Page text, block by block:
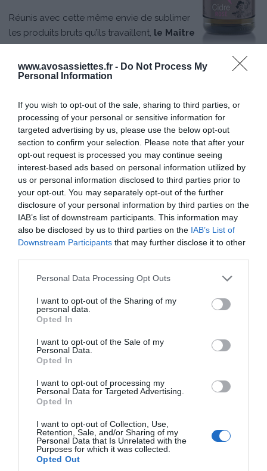
www.avosassiettes.fr - Do Not Process My
Personal Information
If you wish to opt-out of the sale, sharing to third parties, or
processing of your personal or sensitive information for
targeted advertising by us, please use the below opt-out
section to confirm your selection. Please note that after your
opt-out request is processed you may continue seeing
interest-based ads based on personal information utilized by
us or personal information disclosed to third parties prior to
your opt-out. You may separately opt-out of the further
disclosure of your personal information by third parties on the
IAB’s list of downstream participants. This information may
also be disclosed by us to third parties on the IAB’s List of
Downstream Participants that may further disclose it to other
Please note that this website/app uses one or more Google
not limited to your visit or usage behaviour. You may click to
grant or deny consent to Google and its third-party tags to
use your data for below specified purposes in below Google
consent section.
Personal Data Processing Opt Outs
I want to opt-out of the Sharing of my
personal data.
Opted In
I want to opt-out of the Sale of my
Personal Data.
Opted In
I want to opt-out of processing my
Personal Data for Targeted Advertising.
Opted In
I want to opt-out of Collection, Use,
Retention, Sale, and/or Sharing of my
Personal Data that Is Unrelated with the
Purposes for which it was collected.
Opted Out
Réunis avec cette même envie de sublimer
les produits bruts qu’ils travaillent, le Maître
de Chai Val de Rance –Alain Lepage– et
le ChefBenjamin Darnaudont sélectionné ensemble
les meilleures pièces de viandes, les meilleurs
les plus savoureuxpour imaginer des recettes d’été
gourmandes du Cidre Brut Val de Rance.
« J’aime la tradition que reflète le
cidre Val de Rance, encore plus
quand elle s’accorde à merveille
Benjamin Darnaud
LE CIDRE ROSÉ ENVIE DE… VAL DE RANCE
POUR ACCOMPAGNER APÉRITIF & TAPAS
Élaboré à partir d’une sélection de pommes à chair rouge,
dont la Baya Marisa, ce Cidre Rosé, aux arômes délicats
acidulée pour un apéritif léger ! Cet assemblage
rafraîchissant offre des arômes de fruits exotiques
surprenant en bouche, qui se marie avec délice aux tapas